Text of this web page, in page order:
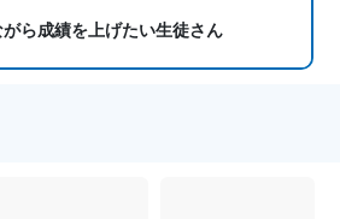
ら成績を上げたい生徒さん